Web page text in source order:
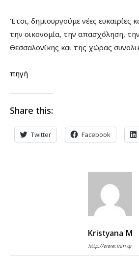
Έτσι, δημιουργούμε νέες ευκαιρίες
την οικονομία, την απασχόληση,
Θεσσαλονίκης και της χώρας
πηγή
Share this:
Twitter Facebook
Kristyana M
http://www.inin.gr